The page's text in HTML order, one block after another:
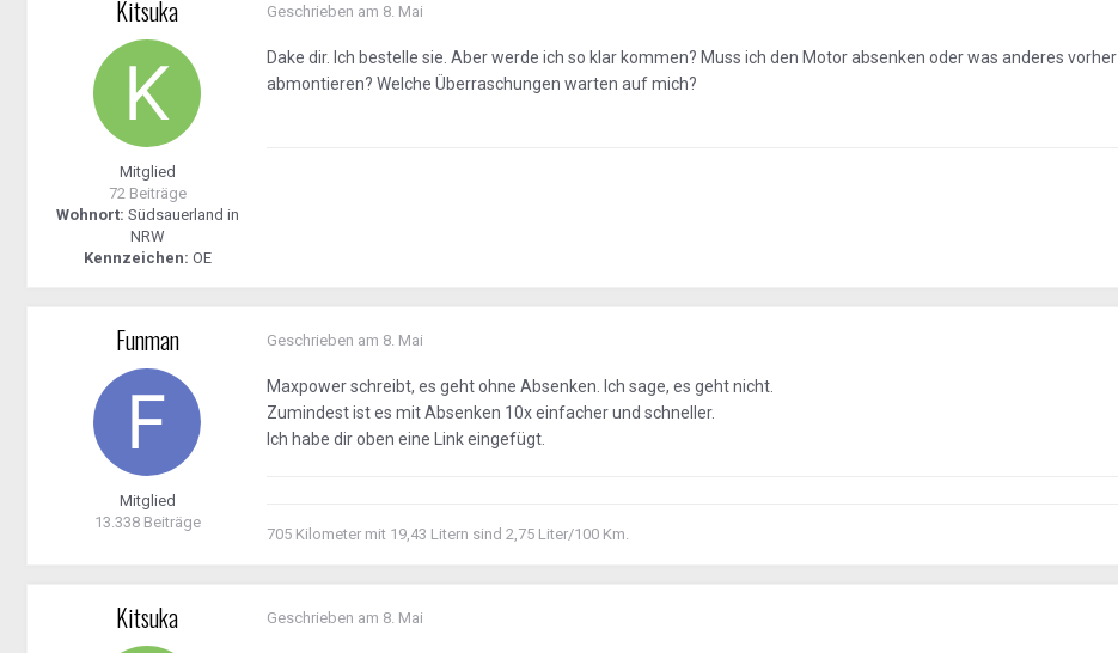
Kitsuka
Mitglied
72 Beiträge
Wohnort: Südsauerland in
NRW
Kennzeichen: OE
Geschrieben am 8. Mai
Dake dir. Ich bestelle sie. Aber werde ich so klar kommen? Muss ich den Motor absenken oder was anderes vorher
abmontieren? Welche Überraschungen warten auf mich?
Funman
Mitglied
13.338 Beiträge
Geschrieben am 8. Mai
Maxpower schreibt, es geht ohne Absenken. Ich sage, es geht nicht.
Zumindest ist es mit Absenken 10x einfacher und schneller.
Ich habe dir oben eine Link eingefügt.
705 Kilometer mit 19,43 Litern sind 2,75 Liter/100 Km.
Kitsuka Geschrieben am 8. Mai